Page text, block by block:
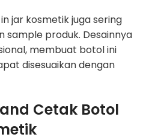
jar kosmetik juga sering
sample produk. Desainnya
membuat botol ini
disesuaikan dengan
Cetak Botol